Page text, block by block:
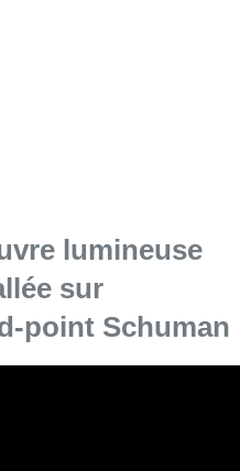
lumineuse
sur
point Schuman